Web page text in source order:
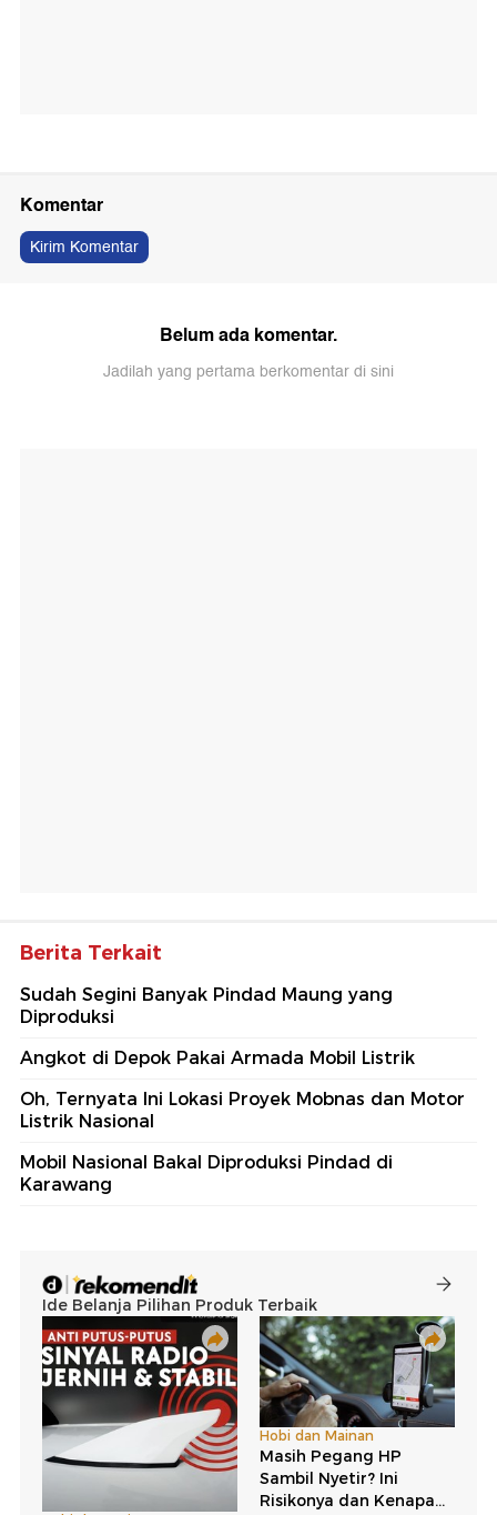
Komentar
Kirim Komentar
Belum ada komentar.
Jadilah yang pertama berkomentar di sini
Berita Terkait
Sudah Segini Banyak Pindad Maung yang
Diproduksi
Angkot di Depok Pakai Armada Mobil Listrik
Oh, Ternyata Ini Lokasi Proyek Mobnas dan Motor
Listrik Nasional
Mobil Nasional Bakal Diproduksi Pindad di
Karawang